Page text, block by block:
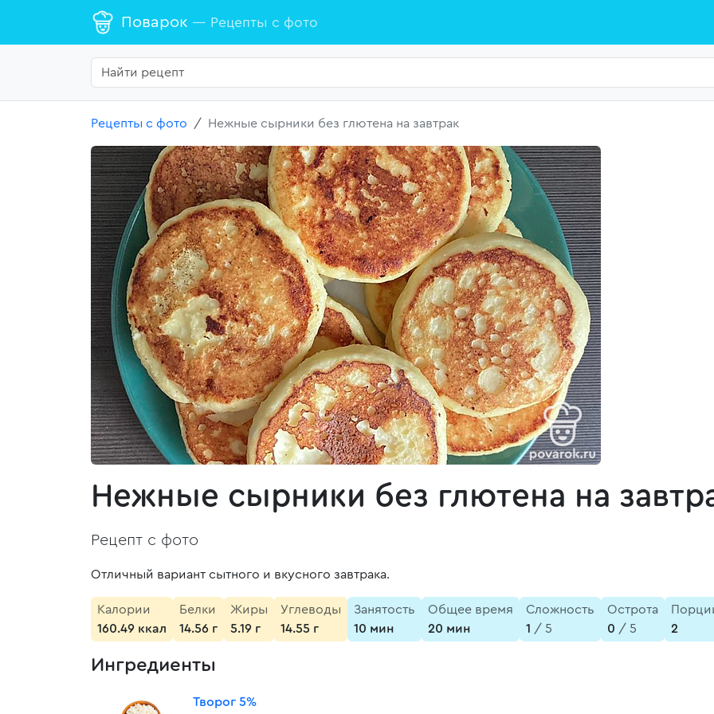
Поварок — Рецепты с фото
Рецепты с фото Нежные сырники без глютена на завтрак
Нежные сырники без глютена на
Рецепт с фото
Отличный вариант сытного и вкусного завтрака.
Калории
160.49 ккал
Белки
14.56 г
Жиры
5.19 г
Углеводы
14.55 г
Занятость
10 мин
Общее время
20 мин
Сложность
1 / 5
Острота
0 / 5
2
Ингредиенты
Творог 5%